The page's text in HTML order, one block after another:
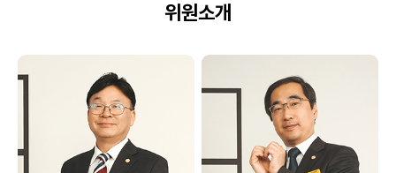
위원소개